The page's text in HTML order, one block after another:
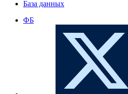
База данных
ФБ